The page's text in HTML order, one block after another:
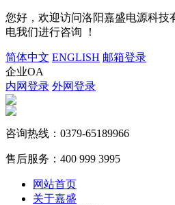
您好，欢迎访问洛阳嘉盛电源科技
电我们进行咨询 ！
简体中文 ENGLISH 邮箱登录
企业OA
内网登录 外网登录
咨询热线： 0379-65189966
售后服务： 400 999 3995
网站首页
关于嘉盛